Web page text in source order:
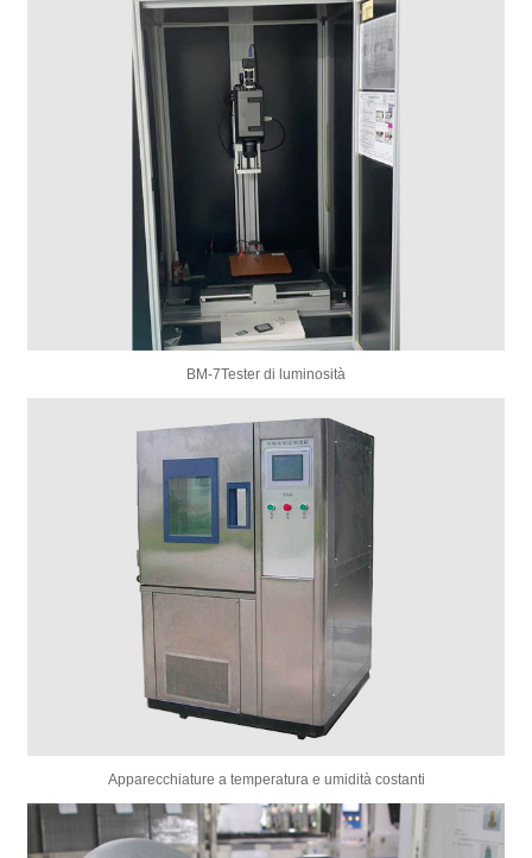
BM-7Tester di luminosità
Apparecchiature a temperatura e umidità costanti